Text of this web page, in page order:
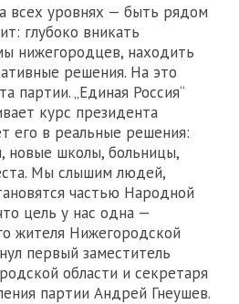
всех уровнях — быть рядом
глубоко вникать
нижегородцев, находить
решения. На это
партии. „Единая Россия“
курс президента
его в реальные решения:
новые школы, больницы,
Мы слышим людей,
частью Народной
цель у нас одна —
жителя Нижегородской
первый заместитель
области и секретаря
партии Андрей Гнеушев.